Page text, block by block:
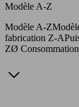
Modèle A-Z
Modèle A-Z
fabrication Z-A
ZØ